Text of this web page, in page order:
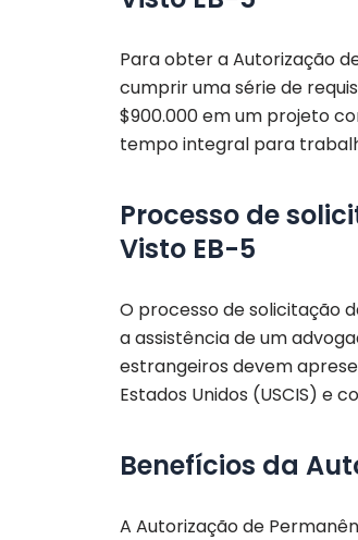
Para obter a Autorização
cumprir uma série de
$900.000 em um projeto
tempo integral para
Processo de
Visto EB-5
O processo de solicitação
a assistência de um
estrangeiros devem
Estados Unidos (USCIS) e
Benefícios da
A Autorização de